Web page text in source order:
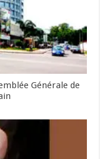
Générale de